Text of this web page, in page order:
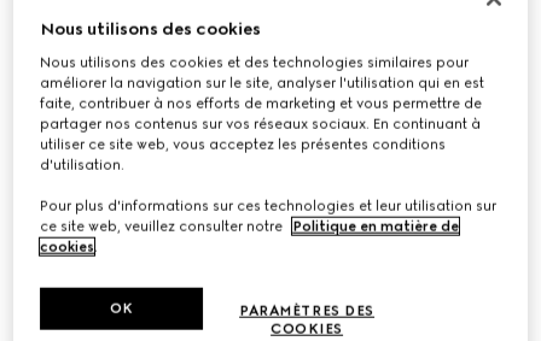
Lunettes de soleil ovales
€ 245
Déclinaisonsécaille de tortue foncée
Nous utilisons des cookies
Nous utilisons des cookies et des technologies similaires pour
améliorer la navigation sur le site, analyser l'utilisation qui en est
faite, contribuer à nos efforts de marketing et vous permettre de
partager nos contenus sur vos réseaux sociaux. En continuant à
utiliser ce site web, vous acceptez les présentes conditions
d'utilisation.
Pour plus d'informations sur ces technologies et leur utilisation sur
ce site web, veuillez consulter notre
Politique en matière de
cookies.
PARAMÈTRES DES
COOKIES
OK